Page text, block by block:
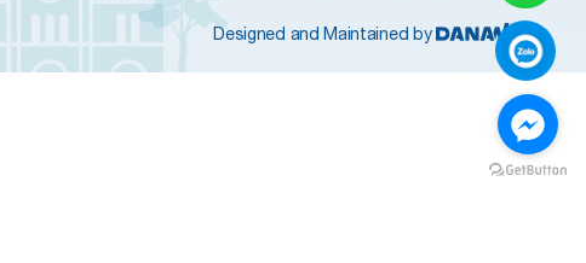
Designed and Maintained by